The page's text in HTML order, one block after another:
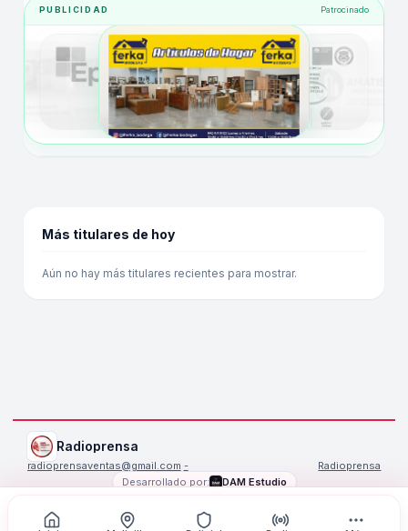
PUBLICIDAD Patrocinado
Más titulares de hoy
Aún no hay más titulares recientes para mostrar.
Radioprensa
radioprensaventas@gmail.com·-
Radioprensa
Desarrollado por:
DAM Estudio
2026 Radioprensa . Todos los derechos reservados.